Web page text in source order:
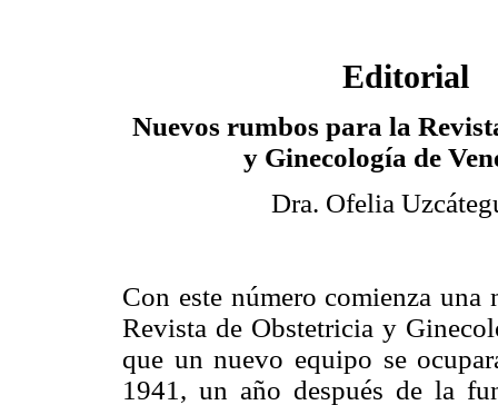
Editorial
Nuevos rumbos para la
y Ginecología de
Dra. Ofelia
Con este número comienza una
Revista de Obstetricia y
que un nuevo equipo se
1941, un año después de la